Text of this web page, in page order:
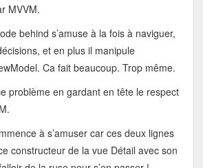
MVVM.
behind s’amuse à la fois à naviguer,
et en plus il manipule
Ca fait beaucoup. Trop même.
problème en gardant en tête le respect
à s’amuser car ces deux lignes
constructeur de la vue Détail avec son